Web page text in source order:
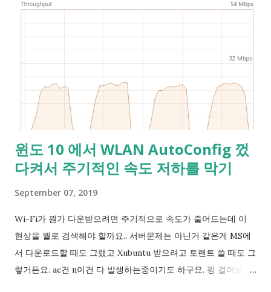
3306번을 쓰는 MySQL도 켜지지 않아서 포트를 바꿔줘야하는
상황도 겪었고, 이 때 개발초보인 저에겐 이 포트번호를 쓰는 개
발품의 포트 설정을 모두 바꿔줘야하는 불편이 있었어요. 그런데
이렇게 누군가 먹어버린 포트는 netstat 등의 도구를 쓰면 나오
기 마련이죠? 그런데 제가 겪은 문제는 이들 프로그램에서 해당
포트는 점유되지 않은 걸로 나왔고 그래서 sudo nc -l -p 3306
같이 직접 점유를 시도해보는 방법밖에 알 길이 없었어요. 이럴
쓰다 보면 다른데가 점유되어 있더라구요. 흠... 그래서 인터넷에
검색을 해서 Hyper-V의 vEthernet 어댑터도 꺼보고 했지만 오
래 가는 해결 방법은 아니었어요. 그러다가 문득 IntelliJ IDEA에
서 범위단위로 포트를 찾는다는 생각에 검색어를 '포트 점유'에서
'포트 ...
윈도 10 에서 WLAN AutoConfig 껐
다켜서 주기적인 속도 저하를 막기
September 07, 2019
Wi-Fi가 뭔가 다운받으려면 주기적으로 속도가 줄어드는데 이
현상을 뭘로 검색해야 할까요.. 서버문제는 아닌거 같은게 MS에
서 다운로드할 때도 그랬고 Xubuntu 받으려고 토렌트 쓸 때도 그
렇거든요. ac건 n이건 다 발생하는중이기도 하구요. 핑 걸어보니